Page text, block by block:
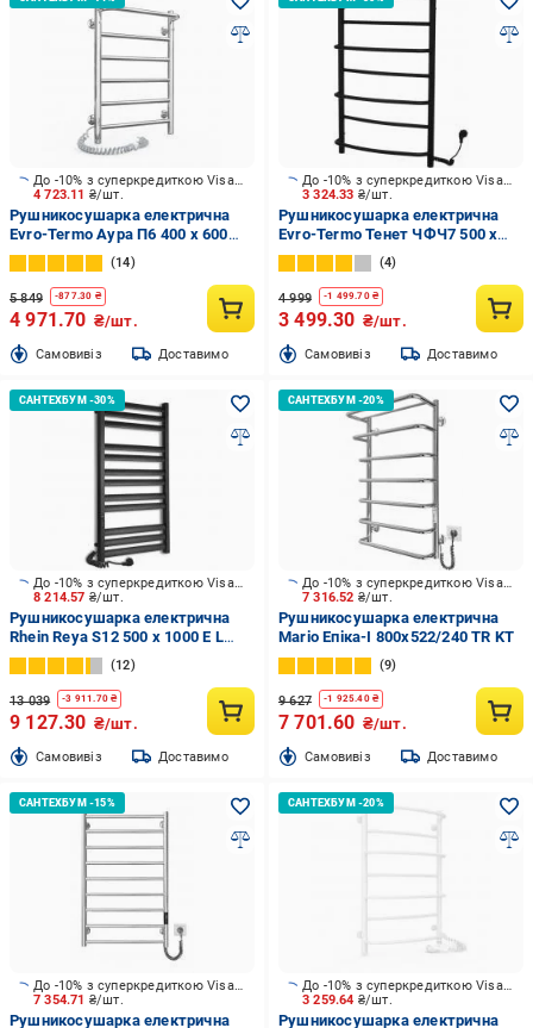
4 723.11 ₴/шт.
До -10% з суперкредиткою Visa Вигода
Рушникосушарка електрична
Evro-Termo Аура П6 400 х 600
Електро Л.П. S3
14
5 849 -877.30 ₴
4 971.70 ₴/шт.
Cамовивіз Доставимо
3 324.33 ₴/шт.
До -10% з суперкредиткою Visa Вигода
Рушникосушарка електрична
Evro-Termo Тенет ЧФЧ7 500 х
800 Електро Праве підключення
S3
4
4 999 -1 499.70₴
3 499.30 ₴/шт.
Cамовивіз Доставимо
8 214.57 ₴/шт.
До -10% з суперкредиткою Visa Вигода
Рушникосушарка електрична
Rhein Reya S12 500 х 1000 E L
PE/MAT RAL9005 280W
12
13 039 -3 911.70 ₴
9 127.30 ₴/шт.
Cамовивіз Доставимо
7 316.52 ₴/шт.
До -10% з суперкредиткою Visa Вигода
Рушникосушарка електрична
Mario Епіка-I 800x522/240 TR KT
9
9 627 -1 925.40₴
7 701.60 ₴/шт.
Cамовивіз Доставимо
7 354.71 ₴/шт.
До -10% з суперкредиткою Visa Вигода
Рушникосушарка електрична
3 259.64 ₴/шт.
До -10% з суперкредиткою Visa Вигода
Рушникосушарка електрична